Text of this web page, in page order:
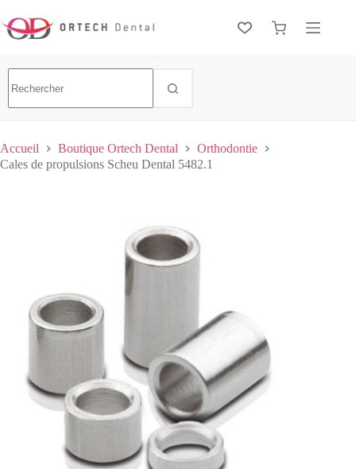
Accueil Boutique Ortech Dental
Orthodontie
Cales de propulsions Scheu Dental 5482.1